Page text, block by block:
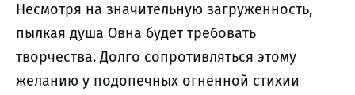
Несмотря на значительную загруженность,
пылкая душа Овна будет требовать
творчества. Долго сопротивляться этому
желанию у подопечных огненной стихии